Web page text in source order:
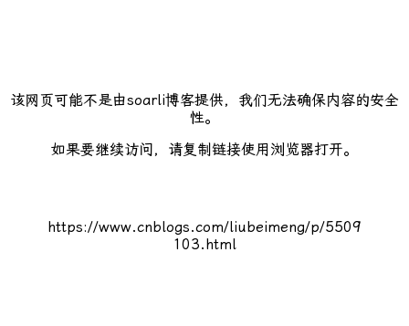
该网页可能不是由soarli博客提供，我们无法确保内容的安全
性。
如果要继续访问，请复制链接使用浏览器打开。
https://www.cnblogs.com/liubeimeng/p/5509
103.html